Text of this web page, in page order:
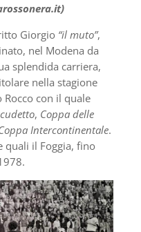
Giorgio “il muto”,
nel Modena da
splendida carriera,
nella stagione
Rocco con il quale
, Coppa delle
Intercontinentale.
quali il Foggia, fino